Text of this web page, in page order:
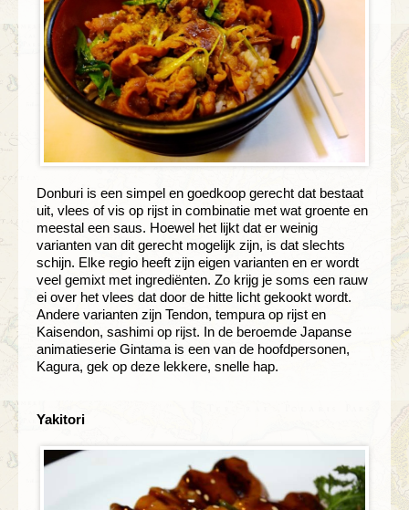
Donburi is een simpel en goedkoop gerecht dat bestaat
uit, vlees of vis op rijst in combinatie met wat groente en
meestal een saus. Hoewel het lijkt dat er weinig
varianten van dit gerecht mogelijk zijn, is dat slechts
schijn. Elke regio heeft zijn eigen varianten en er wordt
veel gemixt met ingrediënten. Zo krijg je soms een rauw
ei over het vlees dat door de hitte licht gekookt wordt.
Andere varianten zijn Tendon, tempura op rijst en
Kaisendon, sashimi op rijst. In de beroemde Japanse
animatieserie Gintama is een van de hoofdpersonen,
Kagura, gek op deze lekkere, snelle hap.
Yakitori